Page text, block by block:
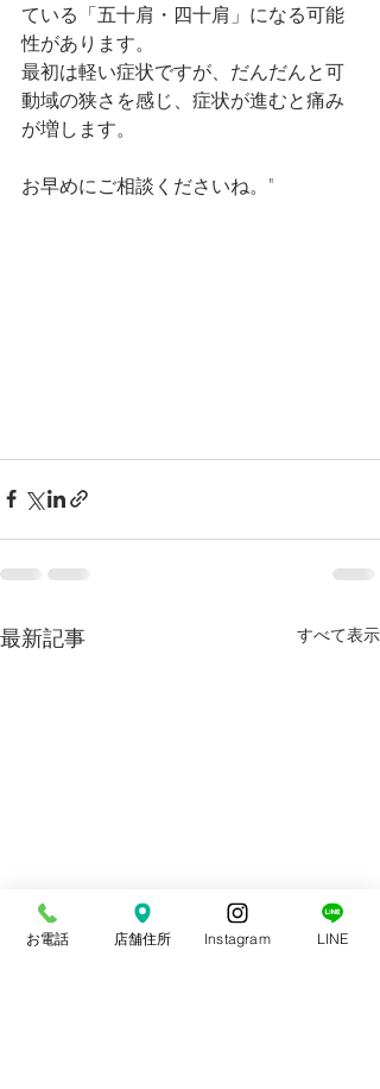
ている「五十肩・四十肩」になる可能
性があります。
最初は軽い症状ですが、だんだんと可
動域の狭さを感じ、症状が進むと痛み
が増します。
お早めにご相談くださいね。"
最新記事 すべて表示
お電話 店舗住所 Instagram LINE